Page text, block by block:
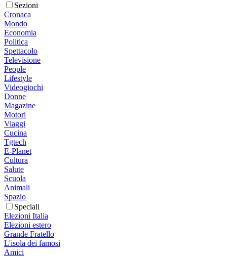
Sezioni
Cronaca
Mondo
Economia
Politica
Spettacolo
Televisione
People
Lifestyle
Videogiochi
Donne
Magazine
Motori
Viaggi
Cucina
Tgtech
E-Planet
Cultura
Salute
Scuola
Animali
Spazio
Speciali
Elezioni Italia
Elezioni estero
Grande Fratello
L'isola dei famosi
Amici